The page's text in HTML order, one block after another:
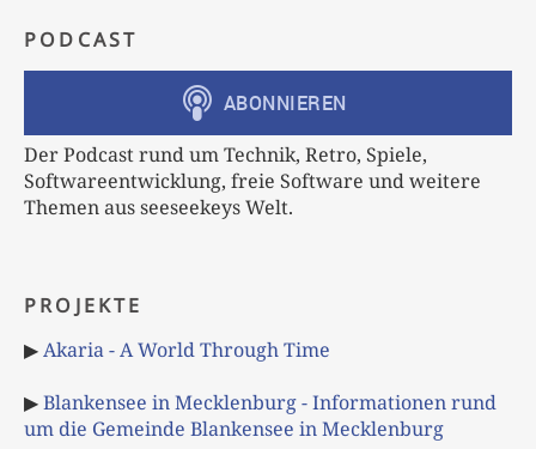
PODCAST
Der Podcast rund um Technik, Retro, Spiele,
Softwareentwicklung, freie Software und weitere
Themen aus seeseekeys Welt.
PROJEKTE
▶Akaria - A World Through Time
▶Blankensee in Mecklenburg - Informationen rund
um die Gemeinde Blankensee in Mecklenburg